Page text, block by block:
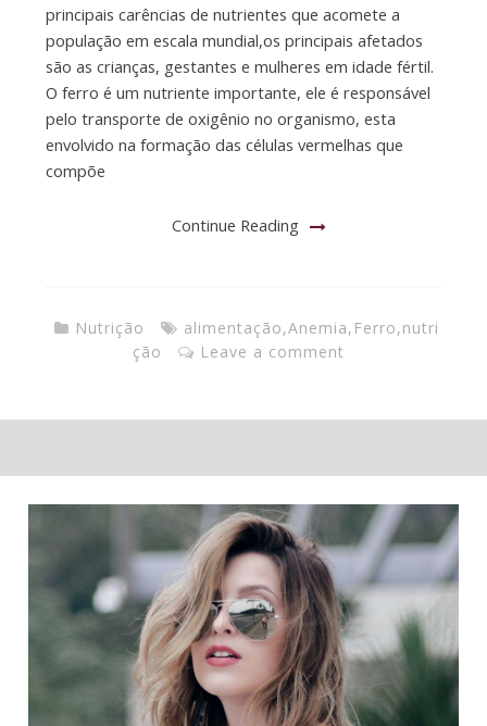
principais carências de nutrientes que acomete a
população em escala mundial,os principais afetados
são as crianças, gestantes e mulheres em idade fértil.
O ferro é um nutriente importante, ele é responsável
pelo transporte de oxigênio no organismo, esta
envolvido na formação das células vermelhas que
compõe
Continue Reading
Nutrição alimentação,Anemia, Ferro,nutri
ção
Leave a comment